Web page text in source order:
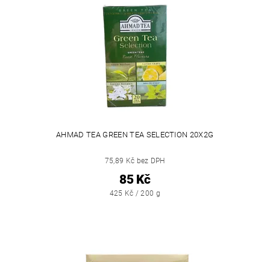
AHMAD TEA GREEN TEA SELECTION 20X2G
75,89 Kč bez DPH
85 Kč
425 Kč / 200 g